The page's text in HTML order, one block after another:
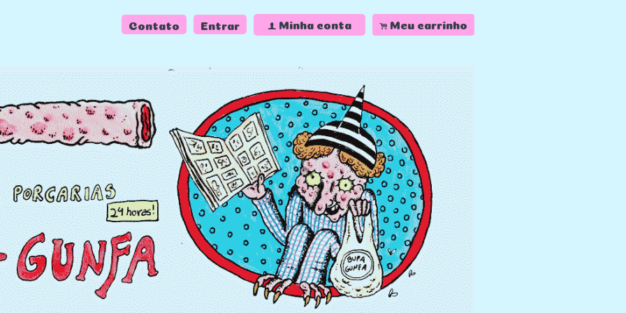
Contato Entrar f Minha conta . Meu carrinho